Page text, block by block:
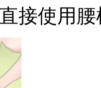
接使用腰